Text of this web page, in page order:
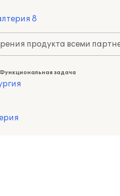
8
продукта всеми
задача